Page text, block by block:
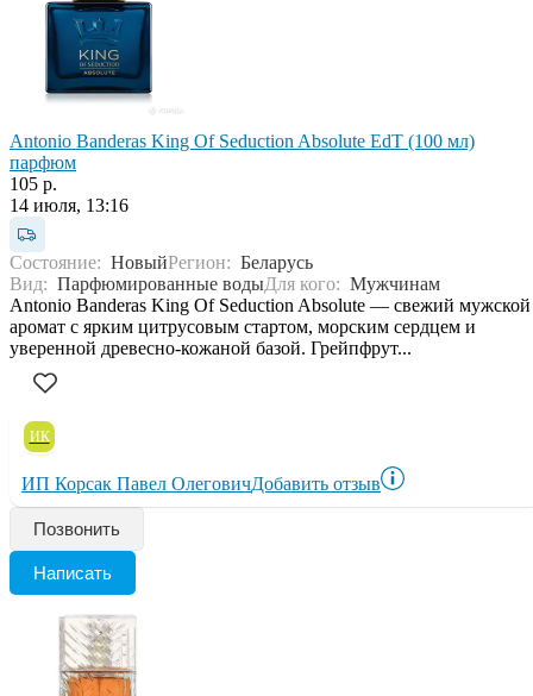
Antonio Banderas King Of Seduction Absolute EdT (100 мл)
парфюм
105 р.
14 июля, 13:16
Состояние: НовыйРегион: Беларусь
Вид: Парфюмированные водыДля кого: Мужчинам
Antonio Banderas King Of Seduction Absolute — свежий мужской
аромат с ярким цитрусовым стартом, морским сердцем и
уверенной древесно-кожаной базой. Грейпфрут...
ИК
ИП Корсак Павел ОлеговичДобавить отзыв
Позвонить
Написать